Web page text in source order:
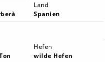
Land
Spanien
Hefen
wilde Hefen